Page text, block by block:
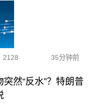
2128 35分钟前
然“反水”？特朗普